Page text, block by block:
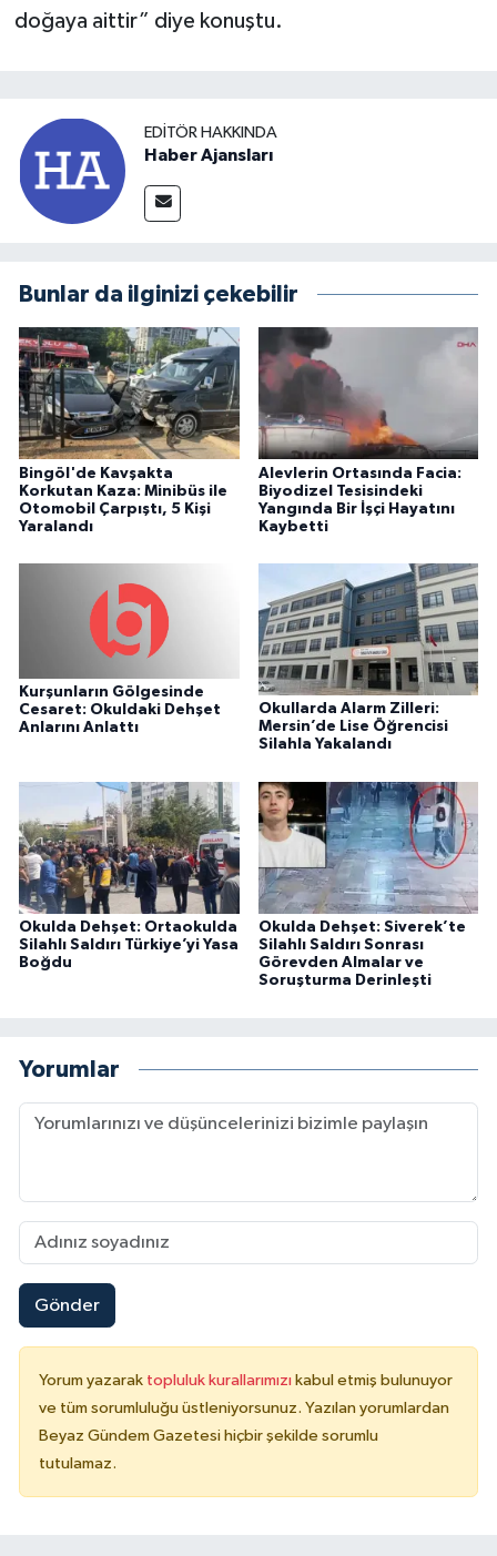
doğaya aittir” diye konuştu.
EDITÖR HAKKINDA
Haber Ajansları
Bunlar da ilginizi çekebilir
Bingöl'de Kavşakta
Korkutan Kaza: Minibüs ile
Otomobil Çarpıştı, 5 Kişi
Yaralandı
Alevlerin Ortasında Facia:
Biyodizel Tesisindeki
Yangında Bir İşçi Hayatını
Kaybetti
Kurşunların Gölgesinde
Cesaret: Okuldaki Dehşet
Anlarını Anlattı
Okullarda Alarm Zilleri:
Mersin’de Lise Öğrencisi
Silahla Yakalandı
Okulda Dehşet: Ortaokulda
Silahlı Saldırı Türkiye’yi Yasa
Boğdu
Okulda Dehşet: Siverek’te
Silahlı Saldırı Sonrası
Görevden Almalar ve
Soruşturma Derinleşti
Yorumlar
Gönder
Yorum yazarak topluluk kurallarımızı kabul etmiş bulunuyor
ve tüm sorumluluğu üstleniyorsunuz. Yazılan yorumlardan
Beyaz Gündem Gazetesi hiçbir şekilde sorumlu
tutulamaz.